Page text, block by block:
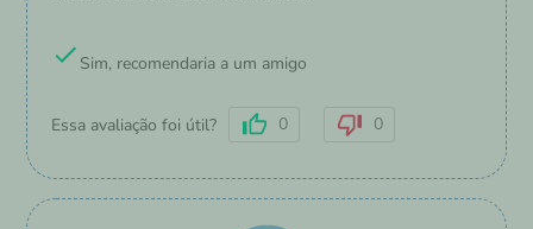
Sim, recomendaria a um amigo
Essa avaliação foi útil? 0 0